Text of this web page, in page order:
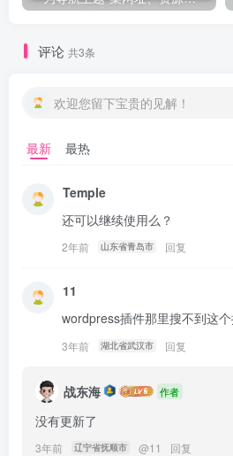
评论 共3条
欢迎您留下宝贵的见解！
最新 最热
Temple
还可以继续使用么？
2年前 山东省青岛市 回复
11
wordpress插件那里搜不到这
3年前 湖北省武汉市 回复
战东海 作者
没有更新了
3年前 辽宁省抚顺市 @11 回复